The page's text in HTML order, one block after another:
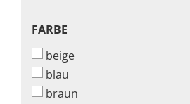
FARBE
FARBE
beige
blau
braun